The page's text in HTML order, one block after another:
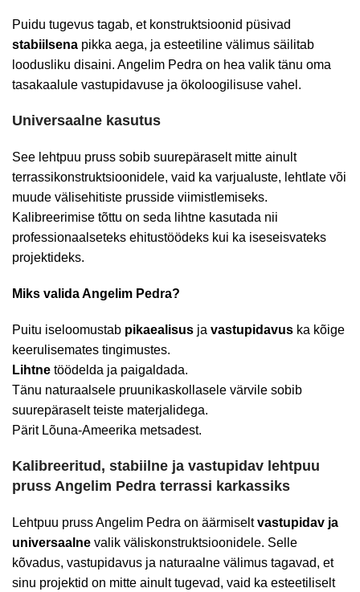
Puidu tugevus tagab, et konstruktsioonid püsivad
stabiilsena pikka aega, ja esteetiline välimus säilitab
loodusliku disaini. Angelim Pedra on hea valik tänu oma
tasakaalule vastupidavuse ja ökoloogilisuse vahel.
Universaalne kasutus
See lehtpuu pruss sobib suurepäraselt mitte ainult
terrassikonstruktsioonidele, vaid ka varjualuste, lehtlate või
muude välisehitiste prusside viimistlemiseks.
Kalibreerimise tõttu on seda lihtne kasutada nii
professionaalseteks ehitustöödeks kui ka iseseisvateks
projektideks.
Miks valida Angelim Pedra?
Puitu iseloomustab pikaealisus ja vastupidavus ka kõige
keerulisemates tingimustes.
Lihtne töödelda ja paigaldada.
Tänu naturaalsele pruunikaskollasele värvile sobib
suurepäraselt teiste materjalidega.
Pärit Lõuna-Ameerika metsadest.
Kalibreeritud, stabiilne ja vastupidav lehtpuu
pruss Angelim Pedra terrassi karkassiks
Lehtpuu pruss Angelim Pedra on äärmiseltvastupidav ja
universaalne valik väliskonstruktsioonidele. Selle
kõvadus, vastupidavus ja naturaalne välimus tagavad, et
sinu projektid on mitte ainult tugevad, vaid ka esteetiliselt